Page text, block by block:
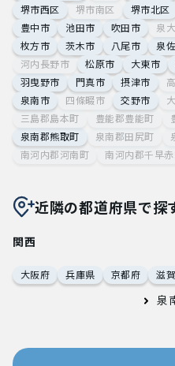
堺市西区
堺市南区 堺市北区
豊中市
池田市 吹田市 泉
枚方市
茨木市 八尾市 泉
河内長野市
松原市 大東市
羽曳野市
門真市 摂津市
泉南市
四條畷市 交野市
三島郡島本町
豊能郡豊能町
泉南郡熊取町
泉南郡田尻町
南河内郡河南町
南河内郡千早
近隣の都道府県で探
関西
大阪府 兵庫県 京都府 滋
泉